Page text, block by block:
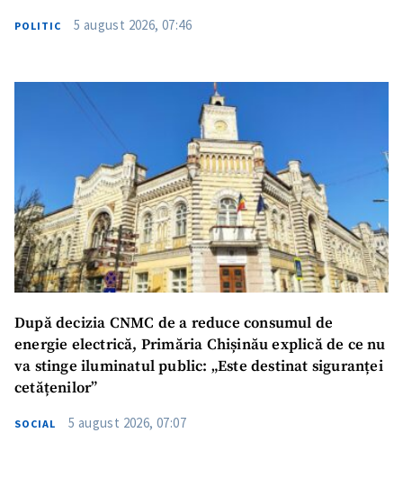
POLITIC 5 august 2026, 07:46
După decizia CNMC de a reduce consumul de
energie electrică, Primăria Chișinău explică de ce nu
va stinge iluminatul public: „Este destinat siguranței
cetățenilor”
SOCIAL 5 august 2026, 07:07